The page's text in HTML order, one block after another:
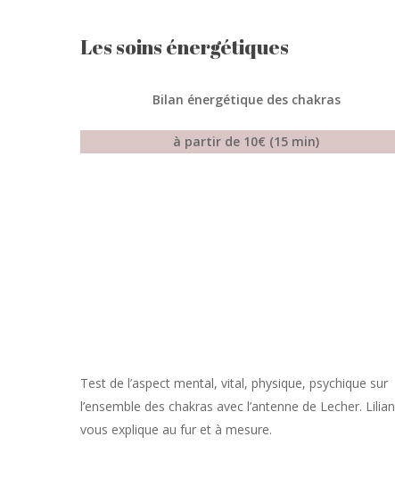
Les soins énergétiques
Bilan énergétique des chakras
à partir de 10€ (15 min)
Test de l’aspect mental, vital, physique, psychique sur
l’ensemble des chakras avec l’antenne de Lecher. Lilian
vous explique au fur et à mesure.